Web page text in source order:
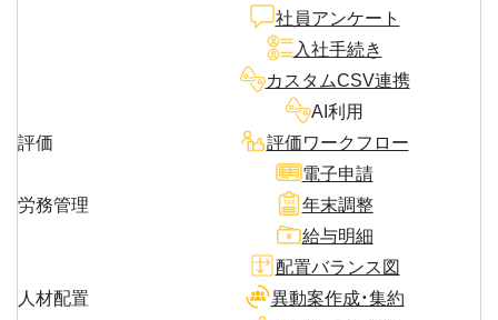
社員アンケート
入社手続き
カスタムCSV連携
AI利用
評価
評価ワークフロー
労務管理
電子申請
年末調整
給与明細
人材配置
配置バランス図
異動案作成・集約